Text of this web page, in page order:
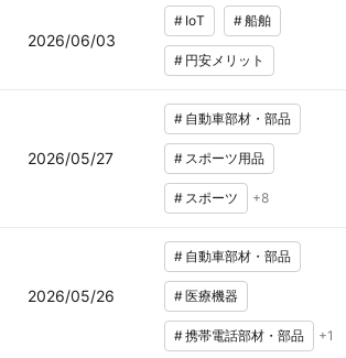
2026/06/03
# IoT #船舶
# 円安メリット
2026/05/27
# 自動車部材・部品
# スポーツ用品
# スポーツ +8
2026/05/26
# 自動車部材・部品
#医療機器
#携帯電話部材・部品 +1